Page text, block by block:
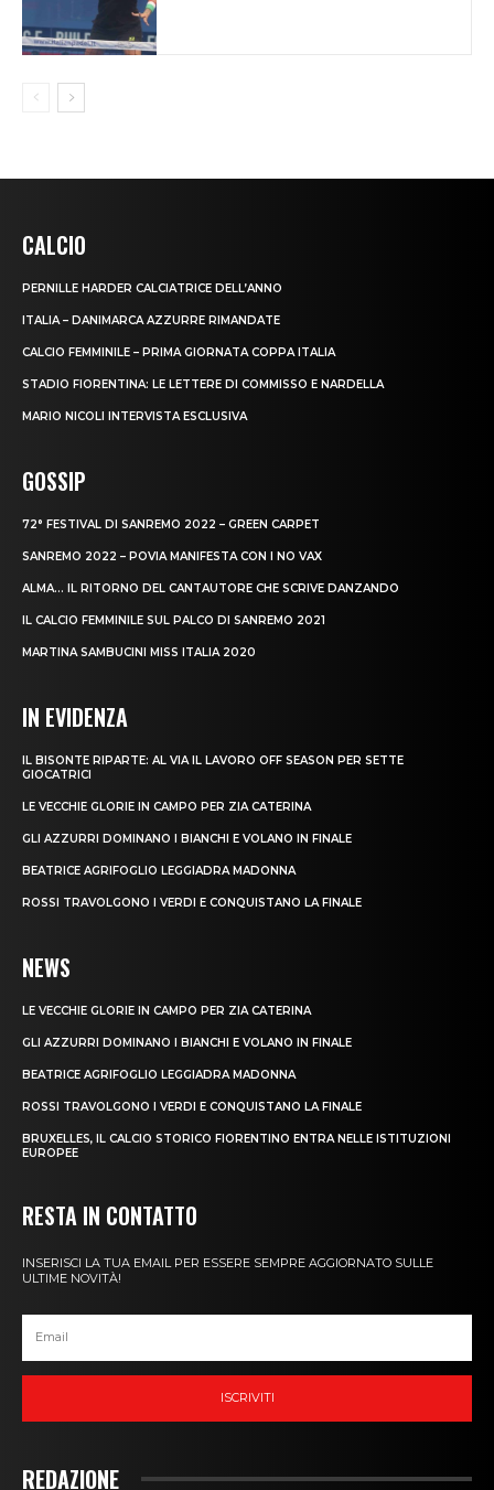
CALCIO
PERNILLE HARDER CALCIATRICE DELL’ANNO
ITALIA – DANIMARCA AZZURRE RIMANDATE
CALCIO FEMMINILE – PRIMA GIORNATA COPPA ITALIA
STADIO FIORENTINA: LE LETTERE DI COMMISSO E NARDELLA
MARIO NICOLI INTERVISTA ESCLUSIVA
GOSSIP
72° FESTIVAL DI SANREMO 2022 – GREEN CARPET
SANREMO 2022 – POVIA MANIFESTA CON I NO VAX
ALMA… IL RITORNO DEL CANTAUTORE CHE SCRIVE DANZANDO
IL CALCIO FEMMINILE SUL PALCO DI SANREMO 2021
MARTINA SAMBUCINI MISS ITALIA 2020
IN EVIDENZA
IL BISONTE RIPARTE: AL VIA IL LAVORO OFF SEASON PER SETTE
GIOCATRICI
LE VECCHIE GLORIE IN CAMPO PER ZIA CATERINA
GLI AZZURRI DOMINANO I BIANCHI E VOLANO IN FINALE
BEATRICE AGRIFOGLIO LEGGIADRA MADONNA
ROSSI TRAVOLGONO I VERDI E CONQUISTANO LA FINALE
NEWS
LE VECCHIE GLORIE IN CAMPO PER ZIA CATERINA
GLI AZZURRI DOMINANO I BIANCHI E VOLANO IN FINALE
BEATRICE AGRIFOGLIO LEGGIADRA MADONNA
ROSSI TRAVOLGONO I VERDI E CONQUISTANO LA FINALE
BRUXELLES, IL CALCIO STORICO FIORENTINO ENTRA NELLE ISTITUZIONI
EUROPEE
RESTA IN CONTATTO
INSERISCI LA TUA EMAIL PER ESSERE SEMPRE AGGIORNATO SULLE
ULTIME NOVITÀ!
ISCRIVITI
REDAZIONE